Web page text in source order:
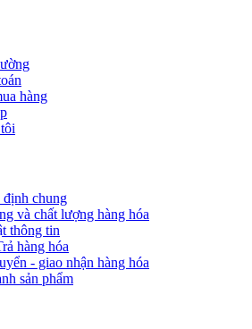
hàng
định chung
và chất lượng hàng hóa
thông tin
hàng hóa
- giao nhận hàng hóa
sản phẩm